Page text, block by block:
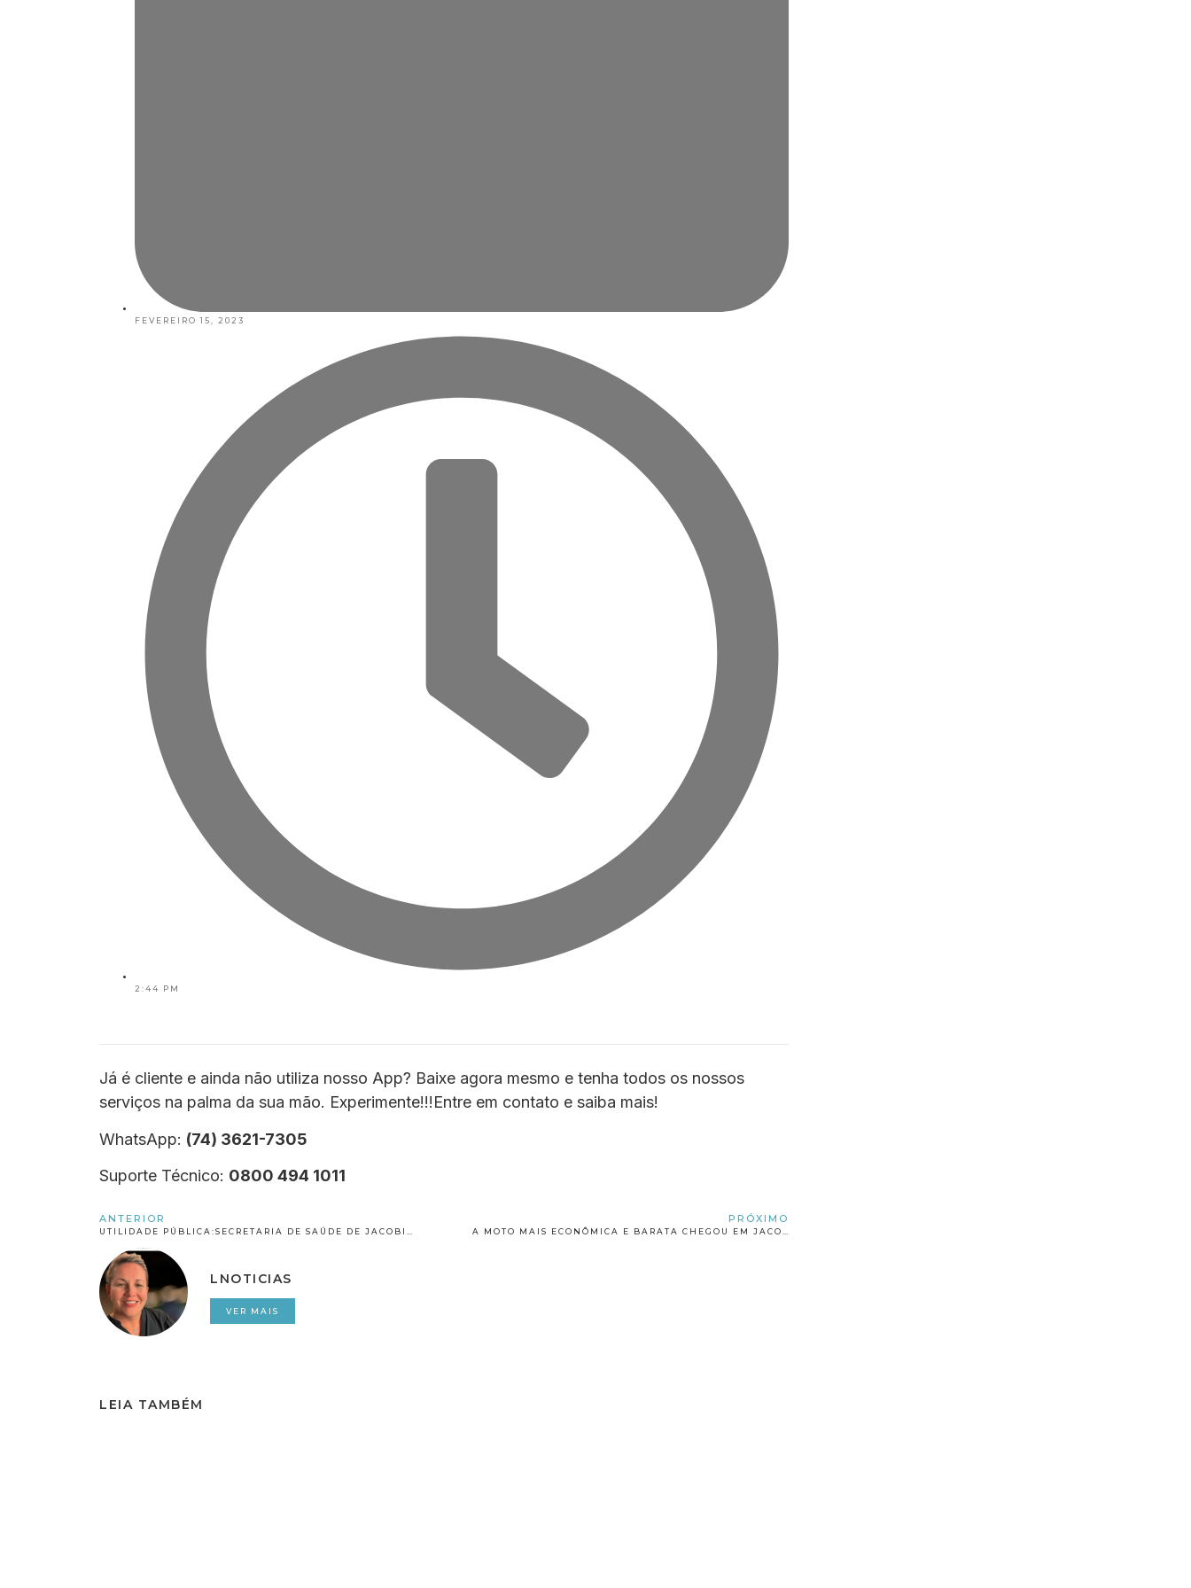
FEVEREIRO 15, 2023
2:44 PM
Já é cliente e ainda não utiliza nosso App? Baixe agora mesmo e tenha todos os nossos
serviços na palma da sua mão. Experimente!!!Entre em contato e saiba mais!
WhatsApp: (74) 3621-7305
Suporte Técnico: 0800 494 1011
ANTERIOR PRÓXIMO
LNOTICIAS
VER MAIS
LEIA TAMBÉM